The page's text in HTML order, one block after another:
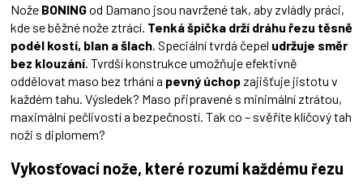
í
p
r
v
k
y
v
ý
s
u
Nože BONINGod Damano jsou navržené tak, aby zvládly práci,
kde se běžné nože ztrácí. Tenká špička drží dráhu řezu těsně
podél kostí, blan a šlach. Speciální tvrdá čepel udržuje směr
bez klouzání. Tvrdší konstrukce umožňuje efektivně
oddělovat maso bez trhání a pevný úchop zajišťuje jistotu v
každém tahu. Výsledek? Maso připravené s minimální ztrátou,
maximální pečlivostí a bezpečností. Tak co – svěříte klíčový tah
noži s diplomem?
Vykosťovací nože, které rozumí každému řezu